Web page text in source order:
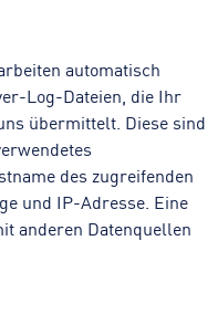
automatisch
Log-Dateien, die Ihr
übermittelt. Diese sind
des zugreifenden
und IP-Adresse. Eine
anderen Datenquellen